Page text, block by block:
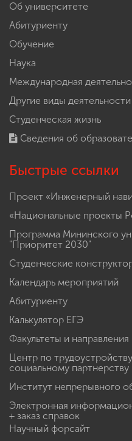
Об университете
Абитуриенту
Обучение
Наука
Международная
Другие виды деятельности
Студенческая жизнь
Сведения об
Быстрые ссылки
Проект «Инженерный
«Национальные проекты
Программа Мининского
"Приоритет 2030"
Студенческие
Календарь мероприятий
Абитуриенту
Калькулятор ЕГЭ
Факультеты и направления
Центр по
социальному партнерству
Институт непрерывного
Электронная
+ заказ справок
Научный форсайт